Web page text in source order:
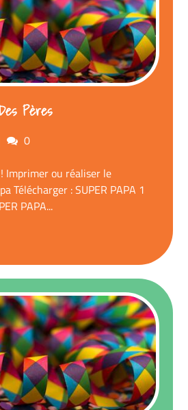
Pères
commentaires
0
Imprimer ou réaliser le
Télécharger : SUPER PAPA 1
PAPA...